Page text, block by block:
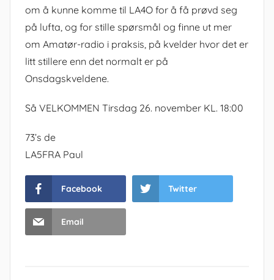
om å kunne komme til LA4O for å få prøvd seg
på lufta, og for stille spørsmål og finne ut mer
om Amatør-radio i praksis, på kvelder hvor det er
litt stillere enn det normalt er på
Onsdagskveldene.
Så VELKOMMEN Tirsdag 26. november KL. 18:00
73’s de
LA5FRA Paul
Facebook Twitter
Email